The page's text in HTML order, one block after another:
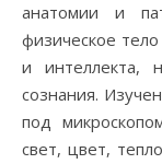
анатомии и
физическое
и интеллекта,
сознания.
под
свет, цвет,